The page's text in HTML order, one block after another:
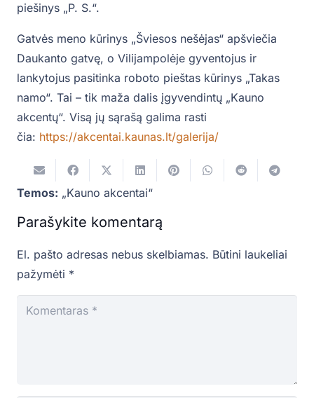
piešinys „P. S.“.
Gatvės meno kūrinys „Šviesos nešėjas“ apšviečia
Daukanto gatvę, o Vilijampolėje gyventojus ir
lankytojus pasitinka roboto pieštas kūrinys „Takas
namo“. Tai – tik maža dalis įgyvendintų „Kauno
akcentų“. Visą jų sąrašą galima rasti
čia: https://akcentai.kaunas.lt/galerija/
Temos: „Kauno akcentai“
Parašykite komentarą
El. pašto adresas nebus skelbiamas. Būtini laukeliai
pažymėti *